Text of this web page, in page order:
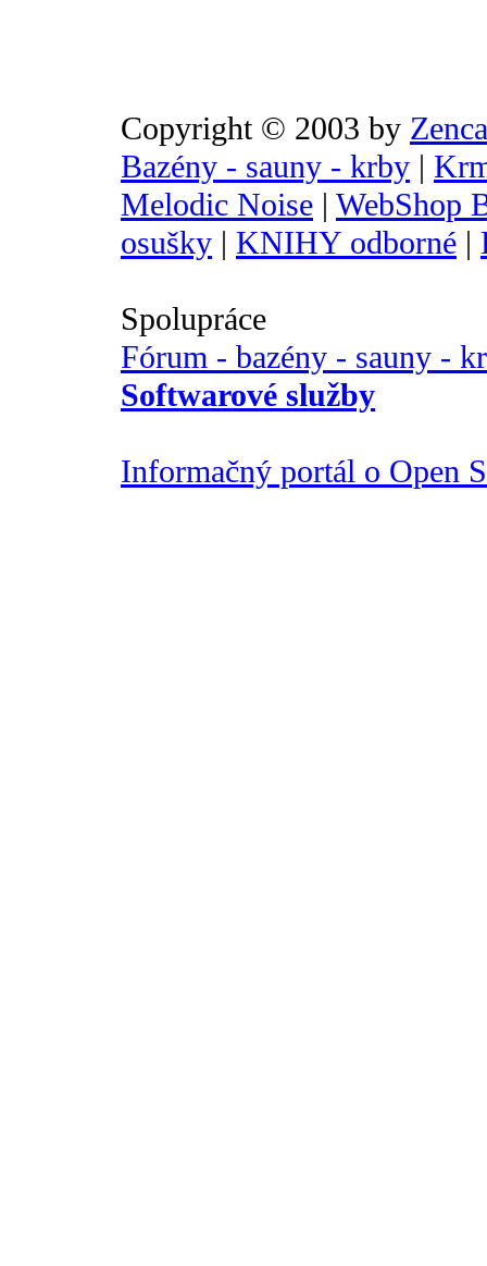
Copyright © 2003 by
Bazény - sauny - krby |
Melodic Noise | WebShop
osušky | KNIHY odborné |
Spolupráce
Fórum - bazény - sauny -
Softwarové služby
Informačný portál o Open